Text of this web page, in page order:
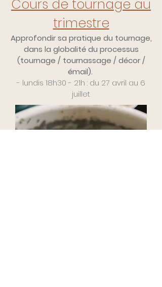
Cours de tournage au
trimestre
Approfondir sa pratique du tournage,
dans la globalité du processus
(tournage / tournassage / décor /
émail).
- lundis 18h30 - 21h : du 27 avril au 6
juillet